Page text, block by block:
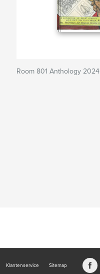
Room 801 Anthology 2024
Klantenservice Sitemap